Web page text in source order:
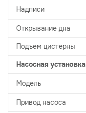
Надписи
Открывание дна
Подъем цистерны
Насосная установка
Модель
Привод насоса